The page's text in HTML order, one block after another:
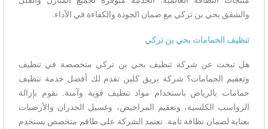
والشقق بحي بن تركي مع ضمان الجودة والكفاءة في الأداء.
تنظيف الحمامات بحي بن تركي
هل تبحث عن شركة تنظيف بحي بن تركي متخصصة في تنظيف
وتعقيم الحمامات؟ شركة بريق كلين تقدم لك أفضل خدمة تنظيف
حمامات بالرياض باستخدام مواد تنظيف قوية وآمنة. نقوم بإزالة
الرواسب الكلسية، وتعقيم المراحيض، وغسيل الجدران والأرضيات
بعناية لضمان نظافة تامة. تعتمد الشركة على طاقم متخصص يستخدم